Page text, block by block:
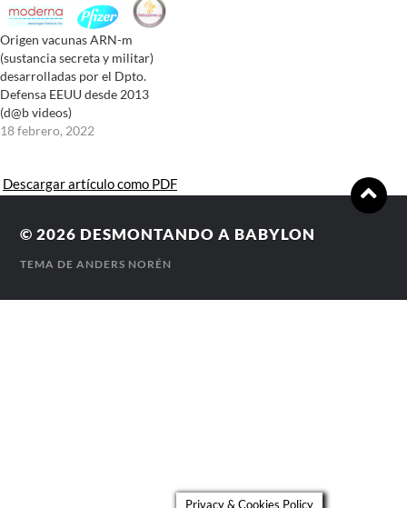
Origen vacunas ARN-m
(sustancia secreta y militar)
desarrolladas por el Dpto.
Defensa EEUU desde 2013
(d@b videos)
18 febrero, 2022
Descargar artículo como PDF
© 2026 DESMONTANDO A BABYLON
TEMA DEANDERS NORÉN
Privacy & Cookies Policy